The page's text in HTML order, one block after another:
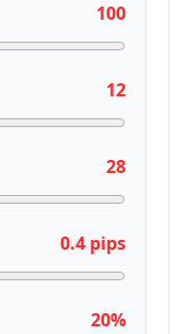
100
12
28
0.4 pips
20%